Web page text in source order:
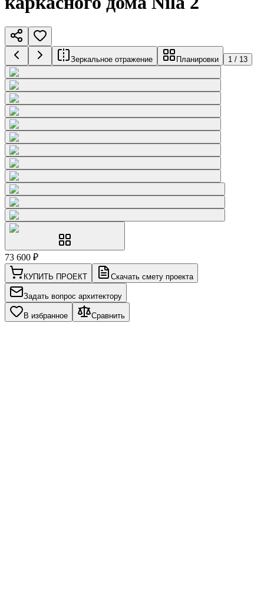
Зеркальное отражение Планировки 1 / 13
73 600 ₽
КУПИТЬ ПРОЕКТ Скачать смету проекта
Задать вопрос архитектору
В избранное Сравнить